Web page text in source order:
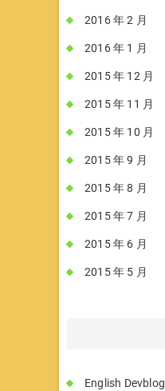
2016 年 2 月
2016 年 1 月
2015 年 12 月
2015 年 11 月
2015 年 10 月
2015 年 9 月
2015 年 8 月
2015 年 7 月
2015 年 6 月
2015 年 5 月
English Devblog